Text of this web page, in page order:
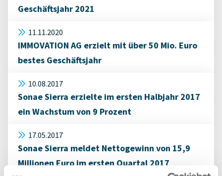
Geschäftsjahr 2021
11.11.2020
IMMOVATION AG erzielt mit über 50 Mio. Euro
bestes Geschäftsjahr
10.08.2017
Sonae Sierra erzielte im ersten Halbjahr 2017
ein Wachstum von 9 Prozent
17.05.2017
Sonae Sierra meldet Nettogewinn von 15,9
Millionen Euro im ersten Quartal 2017